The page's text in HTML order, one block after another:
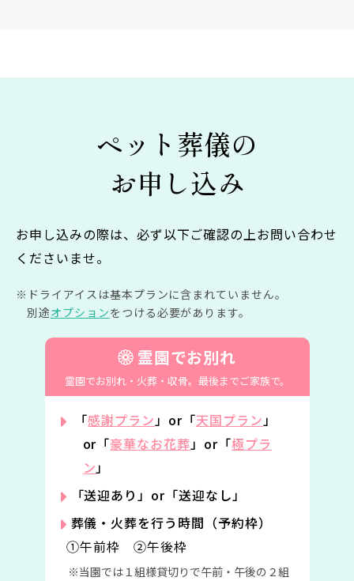
ペット葬儀の
お申し込み
お申し込みの際は、必ず以下ご確認の上お問い合わせ
くださいませ。
ドライアイスは基本プランに含まれていません。
別途オプションをつける必要があります。
霊園でお別れ
霊園でお別れ・火葬・収骨。 最後までご家族で。
「感謝プラン」or「天国プラン」
or「豪華なお花葬」or「極プラ
ン」
「送迎あり」or「送迎なし」
葬儀・火葬を行う時間（予約枠）
①午前枠 ②午後枠
当園では１組様貸切りで午前・午後の２組